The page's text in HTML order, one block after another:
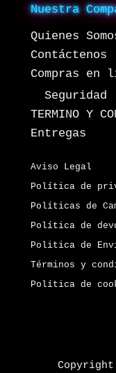
Nuestra
Quienes
Contáctenos
Compras en
Seguridad
TERMINO Y
Entregas
Aviso Legal
Política de
Políticas de
Política de
Politica de
Términos y
Política de